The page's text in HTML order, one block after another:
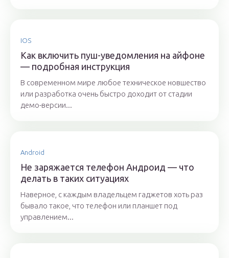
IOS
Как включить пуш-уведомления на айфоне
— подробная инструкция
В современном мире любое техническое новшество
или разработка очень быстро доходит от стадии
демо-версии...
Android
Не заряжается телефон Андроид — что
делать в таких ситуациях
Наверное, с каждым владельцем гаджетов хоть раз
бывало такое, что телефон или планшет под
управлением...